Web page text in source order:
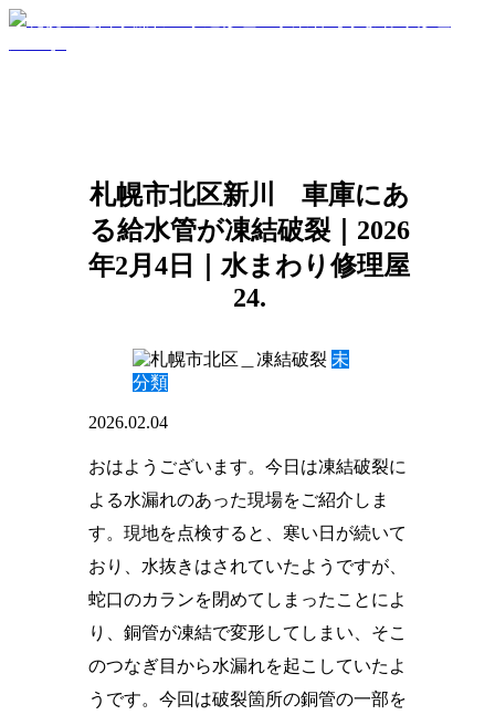
札幌市北区新川 車庫にあ
る給水管が凍結破裂｜2026
年2月4日｜水まわり修理屋
24.
未
分類
2026.02.04
おはようございます。今日は凍結破裂に
よる水漏れのあった現場をご紹介しま
す。現地を点検すると、寒い日が続いて
おり、水抜きはされていたようですが、
蛇口のカランを閉めてしまったことによ
り、銅管が凍結で変形してしまい、そこ
のつなぎ目から水漏れを起こしていたよ
うです。今回は破裂箇所の銅管の一部を